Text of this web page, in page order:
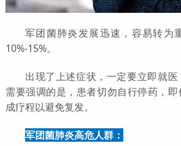
军团菌肺炎发展迅速，容易转为
10%-15%。
出现了上述症状，一定要立即就医
需要强调的是，患者切勿自行停药，
成疗程以避免复发。
军团菌肺炎高危人群：